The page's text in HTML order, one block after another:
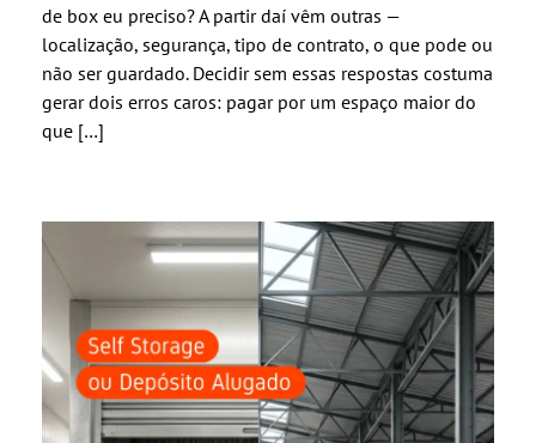
de box eu preciso? A partir daí vêm outras —
localização, segurança, tipo de contrato, o que pode ou
não ser guardado. Decidir sem essas respostas costuma
gerar dois erros caros: pagar por um espaço maior do
que […]